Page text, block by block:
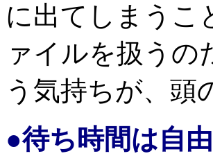
に出てしまうこ
ァイルを扱う
う気持ちが、頭
●待ち時間は自